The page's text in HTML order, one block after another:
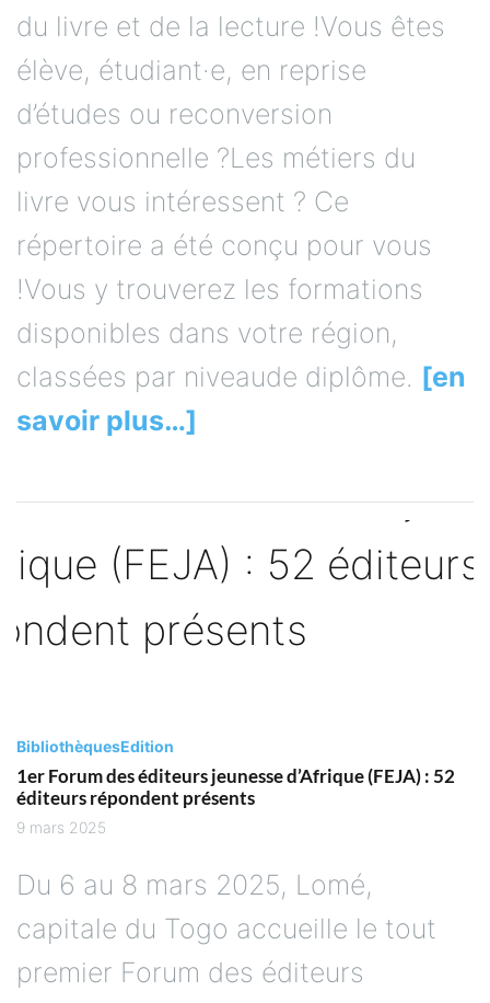
du livre et de la lecture !Vous êtes
élève, étudiant·e, en reprise
d’études ou reconversion
professionnelle ?Les métiers du
livre vous intéressent ? Ce
répertoire a été conçu pour vous
!Vous y trouverez les formations
disponibles dans votre région,
classées par niveaude diplôme. [en
savoir plus…]
BibliothèquesEdition
1er Forum des éditeurs jeunesse d’Afrique (FEJA) : 52
éditeurs répondent présents
9 mars 2025
Du 6 au 8 mars 2025, Lomé,
capitale du Togo accueille le tout
premier Forum des éditeurs